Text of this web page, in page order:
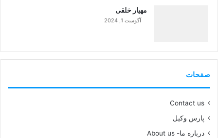
مهیار خلقی
آگوست 1, 2024
صفحات
Contact us
پارس وکیل
درباره ما- About us